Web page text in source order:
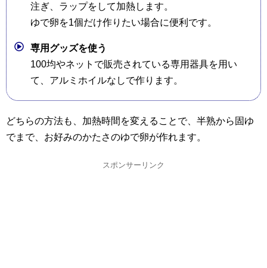
注ぎ、ラップをして加熱します。
ゆで卵を1個だけ作りたい場合に便利です。
専用グッズを使う
100均やネットで販売されている専用器具を用い
て、アルミホイルなしで作ります。
どちらの方法も、加熱時間を変えることで、半熟から固ゆ
でまで、お好みのかたさのゆで卵が作れます。
スポンサーリンク